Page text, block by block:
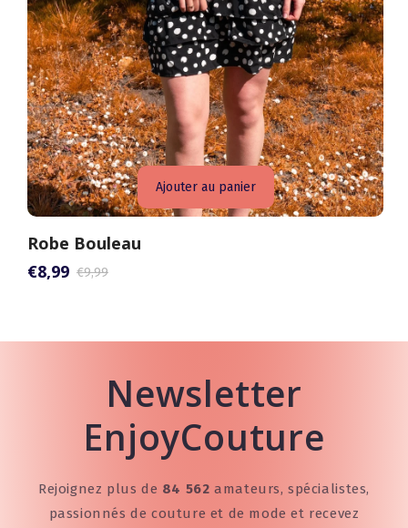
Ajouter au panier
Robe Bouleau
€8,99 €9,99
Newsletter
EnjoyCouture
Rejoignez plus de 84 562 amateurs, spécialistes,
passionnés de couture et de mode et recevez